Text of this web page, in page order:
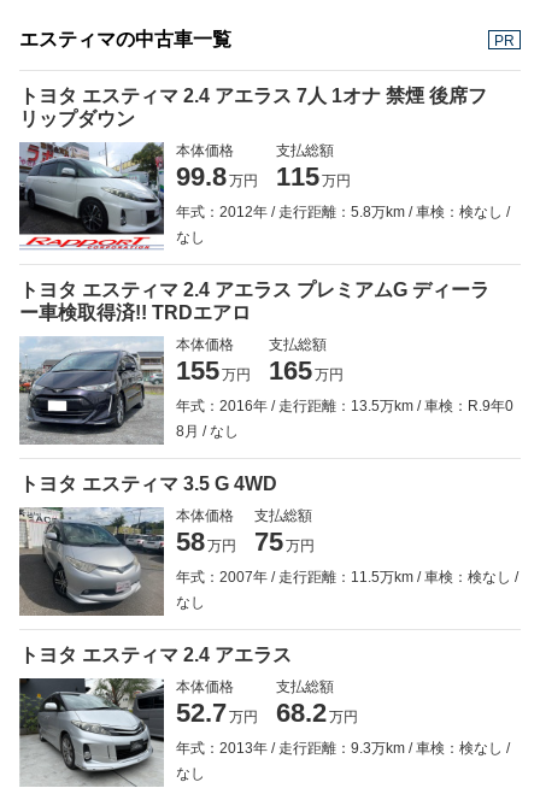
エスティマの中古車一覧 PR
トヨタ エスティマ 2.4 アエラス 7人 1オナ 禁煙 後席フ
リップダウン
本体価格
99.8万円
支払総額
115万円
年式：2012年
走行距離：5.8万km
車検：検なし
なし
トヨタ エスティマ 2.4 アエラス プレミアムG ディーラ
ー車検取得済!! TRDエアロ
本体価格
155万円
支払総額
165万円
年式：2016年
走行距離：13.5万km
車検：R.9年0
8月
なし
トヨタ エスティマ 3.5 G 4WD
本体価格
58万円
支払総額
75万円
年式：2007年
走行距離：11.5万km
車検：検なし
なし
トヨタ エスティマ 2.4 アエラス
本体価格
52.7万円
支払総額
68.2万円
年式：2013年
走行距離：9.3万km
車検：検なし
なし